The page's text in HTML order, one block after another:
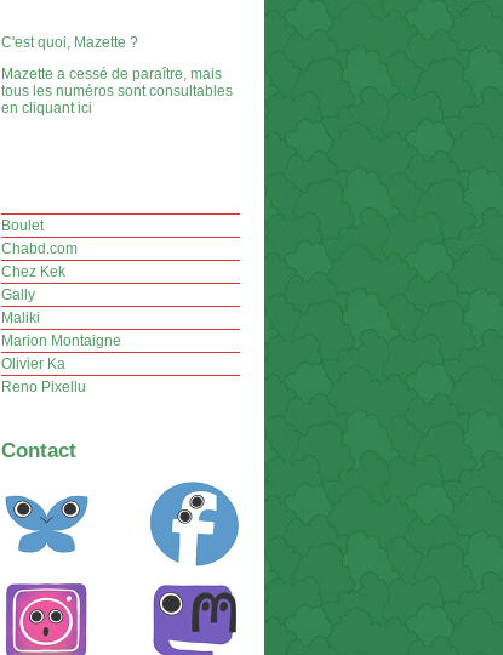
C'est quoi, Mazette ?
Mazette a cessé de paraître, mais
tous les numéros sont consultables
en cliquant ici
Boulet
Chabd.com
Chez Kek
Gally
Maliki
Marion Montaigne
Olivier Ka
Reno Pixellu
Contact